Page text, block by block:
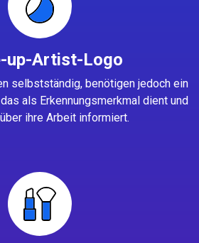
up-Artist-Logo
selbstständig, benötigen jedoch ein
als Erkennungsmerkmal dient und
ihre Arbeit informiert.